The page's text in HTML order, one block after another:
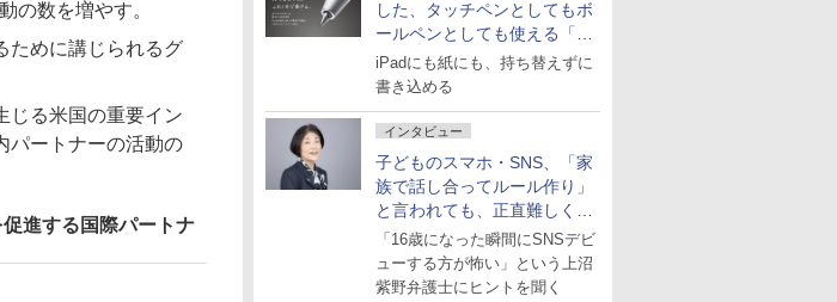
した、タッチペンとしてもボ
ールペンとしても使える「ス
タイラスツーウェイ」発売
iPadにも紙にも、持ち替えずに
書き込める
インタビュー
子どものスマホ・SNS、「家
族で話し合ってルール作り」
と言われても、正直難しくな
いですか？
「16歳になった瞬間にSNSデビ
ューする方が怖い」という上沼
紫野弁護士にヒントを聞く
の数を増やす。
ために講じられるグ
じる米国の重要イン
パートナーの活動の
進する国際パートナ